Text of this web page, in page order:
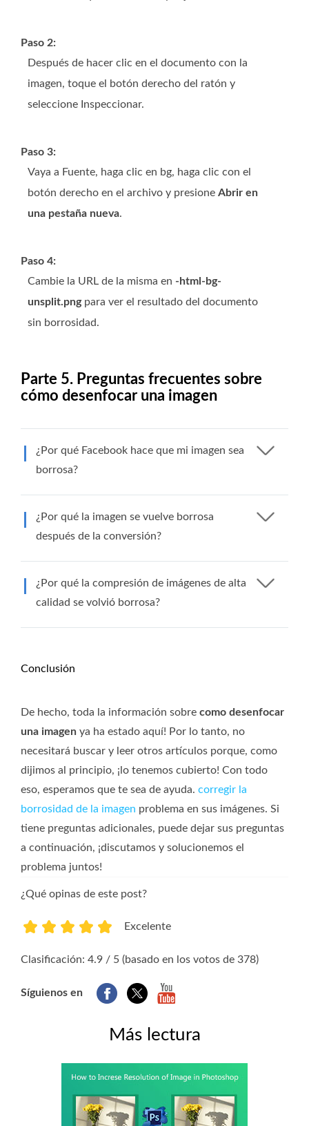
Paso 2:
Después de hacer clic en el documento con la
imagen, toque el botón derecho del ratón y
seleccione Inspeccionar.
Paso 3:
Vaya a Fuente, haga clic en bg, haga clic con el
botón derecho en el archivo y presione Abrir en
una pestaña nueva.
Paso 4:
Cambie la URL de la misma en -html-bg-
unsplit.pngpara ver el resultado del documento
sin borrosidad.
Parte 5. Preguntas frecuentes sobre
cómo desenfocar una imagen
¿Por qué Facebook hace que mi imagen sea
borrosa?
¿Por qué la imagen se vuelve borrosa
después de la conversión?
¿Por qué la compresión de imágenes de alta
calidad se volvió borrosa?
Conclusión
De hecho, toda la información sobre como desenfocar
una imagen ya ha estado aquí! Por lo tanto, no
necesitará buscar y leer otros artículos porque, como
dijimos al principio, ¡lo tenemos cubierto! Con todo
eso, esperamos que te sea de ayuda. corregir la
borrosidad de la imagen problema en sus imágenes. Si
tiene preguntas adicionales, puede dejar sus preguntas
a continuación, ¡discutamos y solucionemos el
problema juntos!
¿Qué opinas de este post?
Excelente
Clasificación: 4.9 / 5 (basado en los votos de 378)
Síguienos en
Más lectura